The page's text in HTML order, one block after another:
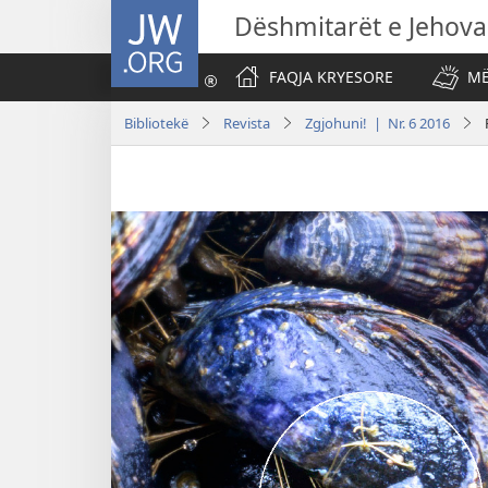
JW.ORG Dëshmitarët e
FAQJA KRYESORE
Bibliotekë Revista Zgjohuni! | Nr. 6 2016